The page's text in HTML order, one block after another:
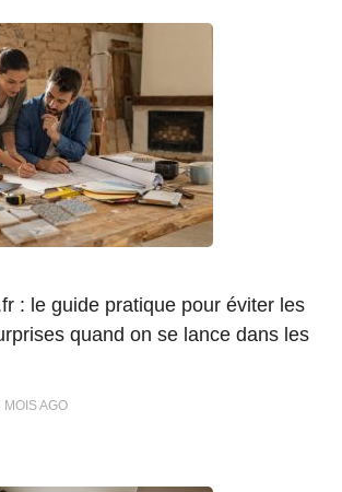
: le guide pratique pour éviter les
quand on se lance dans les
MOISAGO